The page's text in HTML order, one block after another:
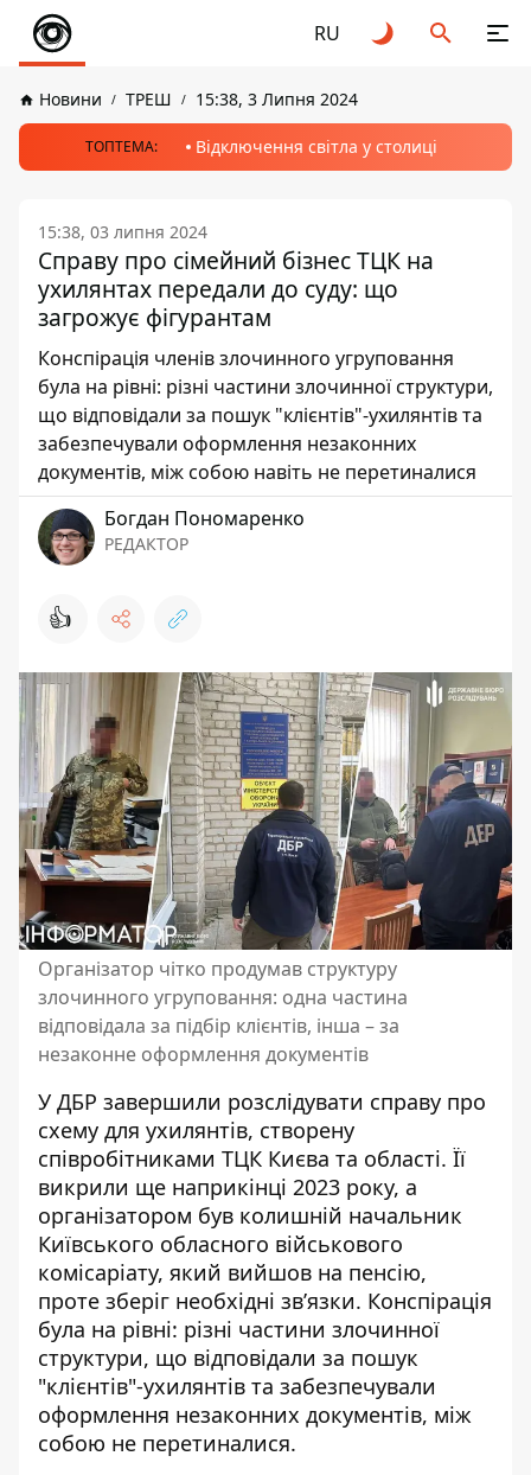
RU
Новини ТРЕШ 15:38, 3 Липня 2024
ТОПТЕМА: Відключення світла у столиці
15:38, 03 липня 2024
Справу про сімейний бізнес ТЦК на
ухилянтах передали до суду: що
загрожує фігурантам
Конспірація членів злочинного угруповання
була на рівні: різні частини злочинної структури,
що відповідали за пошук "клієнтів"-ухилянтів та
забезпечували оформлення незаконних
документів, між собою навіть не перетиналися
Богдан Пономаренко
РЕДАКТОР
👍
Організатор чітко продумав структуру
злочинного угруповання: одна частина
відповідала за підбір клієнтів, інша – за
незаконне оформлення документів
У ДБР завершили розслідувати справу про
схему для ухилянтів, створену
співробітниками ТЦК Києва та області. Її
викрили ще наприкінці 2023 року, а
організатором був колишній начальник
Київського обласного військового
комісаріату, який вийшов на пенсію,
проте зберіг необхідні зв’язки. Конспірація
була на рівні: різні частини злочинної
структури, що відповідали за пошук
"клієнтів"-ухилянтів та забезпечували
оформлення незаконних документів, між
собою не перетиналися.